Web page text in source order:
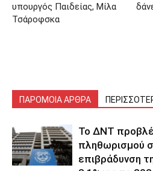
υπουργός Παιδείας, Μίλα
Τσάροφσκα
ΠΑΡΟΜΟΙΑ ΑΡΘΡΑ
Το ΔΝΤ
πληθωρισμού
επιβράδυνση